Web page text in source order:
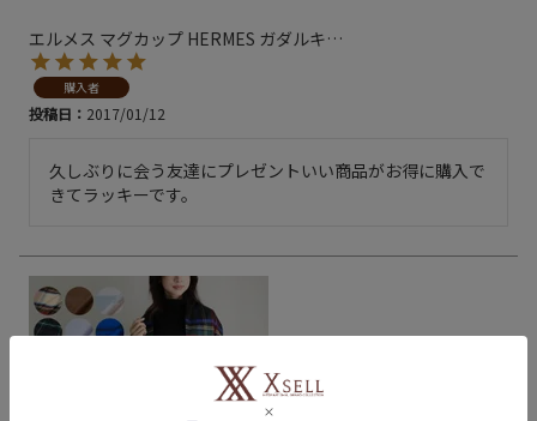
エルメス マグカップ HERMES ガダルキ…
購入者
投稿日 2017/01/12
久しぶりに会う友達にプレゼントいい商品がお得に購入で
きてラッキーです。